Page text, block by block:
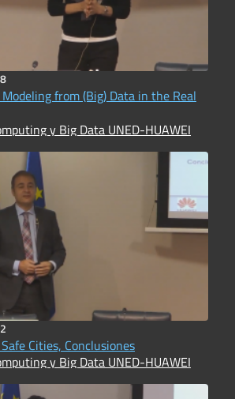
from (Big) Data in the Real
y Big Data UNED-HUAWEI
Cities, Conclusiones
y Big Data UNED-HUAWEI